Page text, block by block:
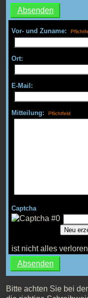
Vor- und Zuname:
Ort:
E-Mail:
Mitteilung:
Captcha
Neu
ist nicht alles
Bitte achten Sie bei